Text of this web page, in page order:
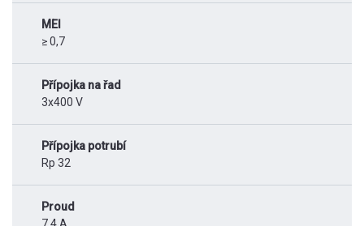
MEI
≥ 0,7
Přípojka na řad
3x400 V
Přípojka potrubí
Rp 32
Proud